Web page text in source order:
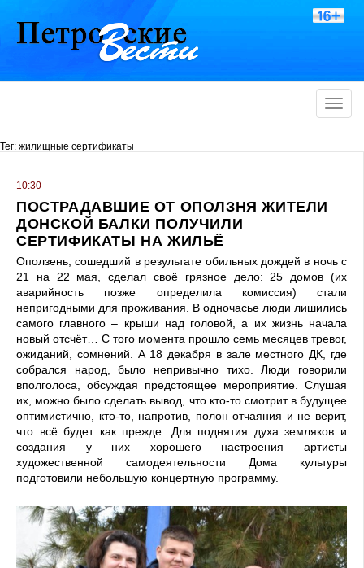
Toggle
Тег: жилищные сертификаты
10:30
ПОСТРАДАВШИЕ ОТ ОПОЛЗНЯ ЖИТЕЛИ
ДОНСКОЙ БАЛКИ ПОЛУЧИЛИ
СЕРТИФИКАТЫ НА ЖИЛЬЁ
Оползень, сошедший в результате обильных дождей в ночь с
21 на 22 мая, сделал своё грязное дело: 25 домов (их
аварийность позже определила комиссия) стали
непригодными для проживания. В одночасье люди лишились
самого главного – крыши над головой, а их жизнь начала
новый отсчёт… С того момента прошло семь месяцев тревог,
ожиданий, сомнений. А 18 декабря в зале местного ДК, где
собрался народ, было непривычно тихо. Люди говорили
вполголоса, обсуждая предстоящее мероприятие. Слушая
их, можно было сделать вывод, что кто-то смотрит в будущее
оптимистично, кто-то, напротив, полон отчаяния и не верит,
что всё будет как прежде. Для поднятия духа земляков и
создания у них хорошего настроения артисты
художественной самодеятельности Дома культуры
подготовили небольшую концертную программу.